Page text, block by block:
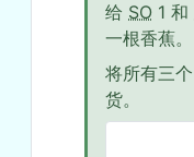
给 SO 1 和
一根香蕉。
将所有三个
货。